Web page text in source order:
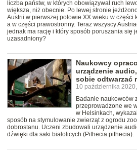
liczba państw, w których obowiązywał ruch
większa, niż obecnie. Po lewej stronie
Austrii w pierwszej połowie XX wieku w części
a w części prawostronny. Teraz wszyscy
jednak ma rację i który sposób poruszania się
uzasadniony?
Naukowcy
urządzenie
sobie odtwarzać
10 października
Badanie naukowców
przeprowadzone we
w Helsinkach,
sposób na stymulowanie zwierząt z ogrodu
dobrostanu. Uczeni zbudowali urządzenie
dźwięki dla saki białolicych (Pithecia pithecia).